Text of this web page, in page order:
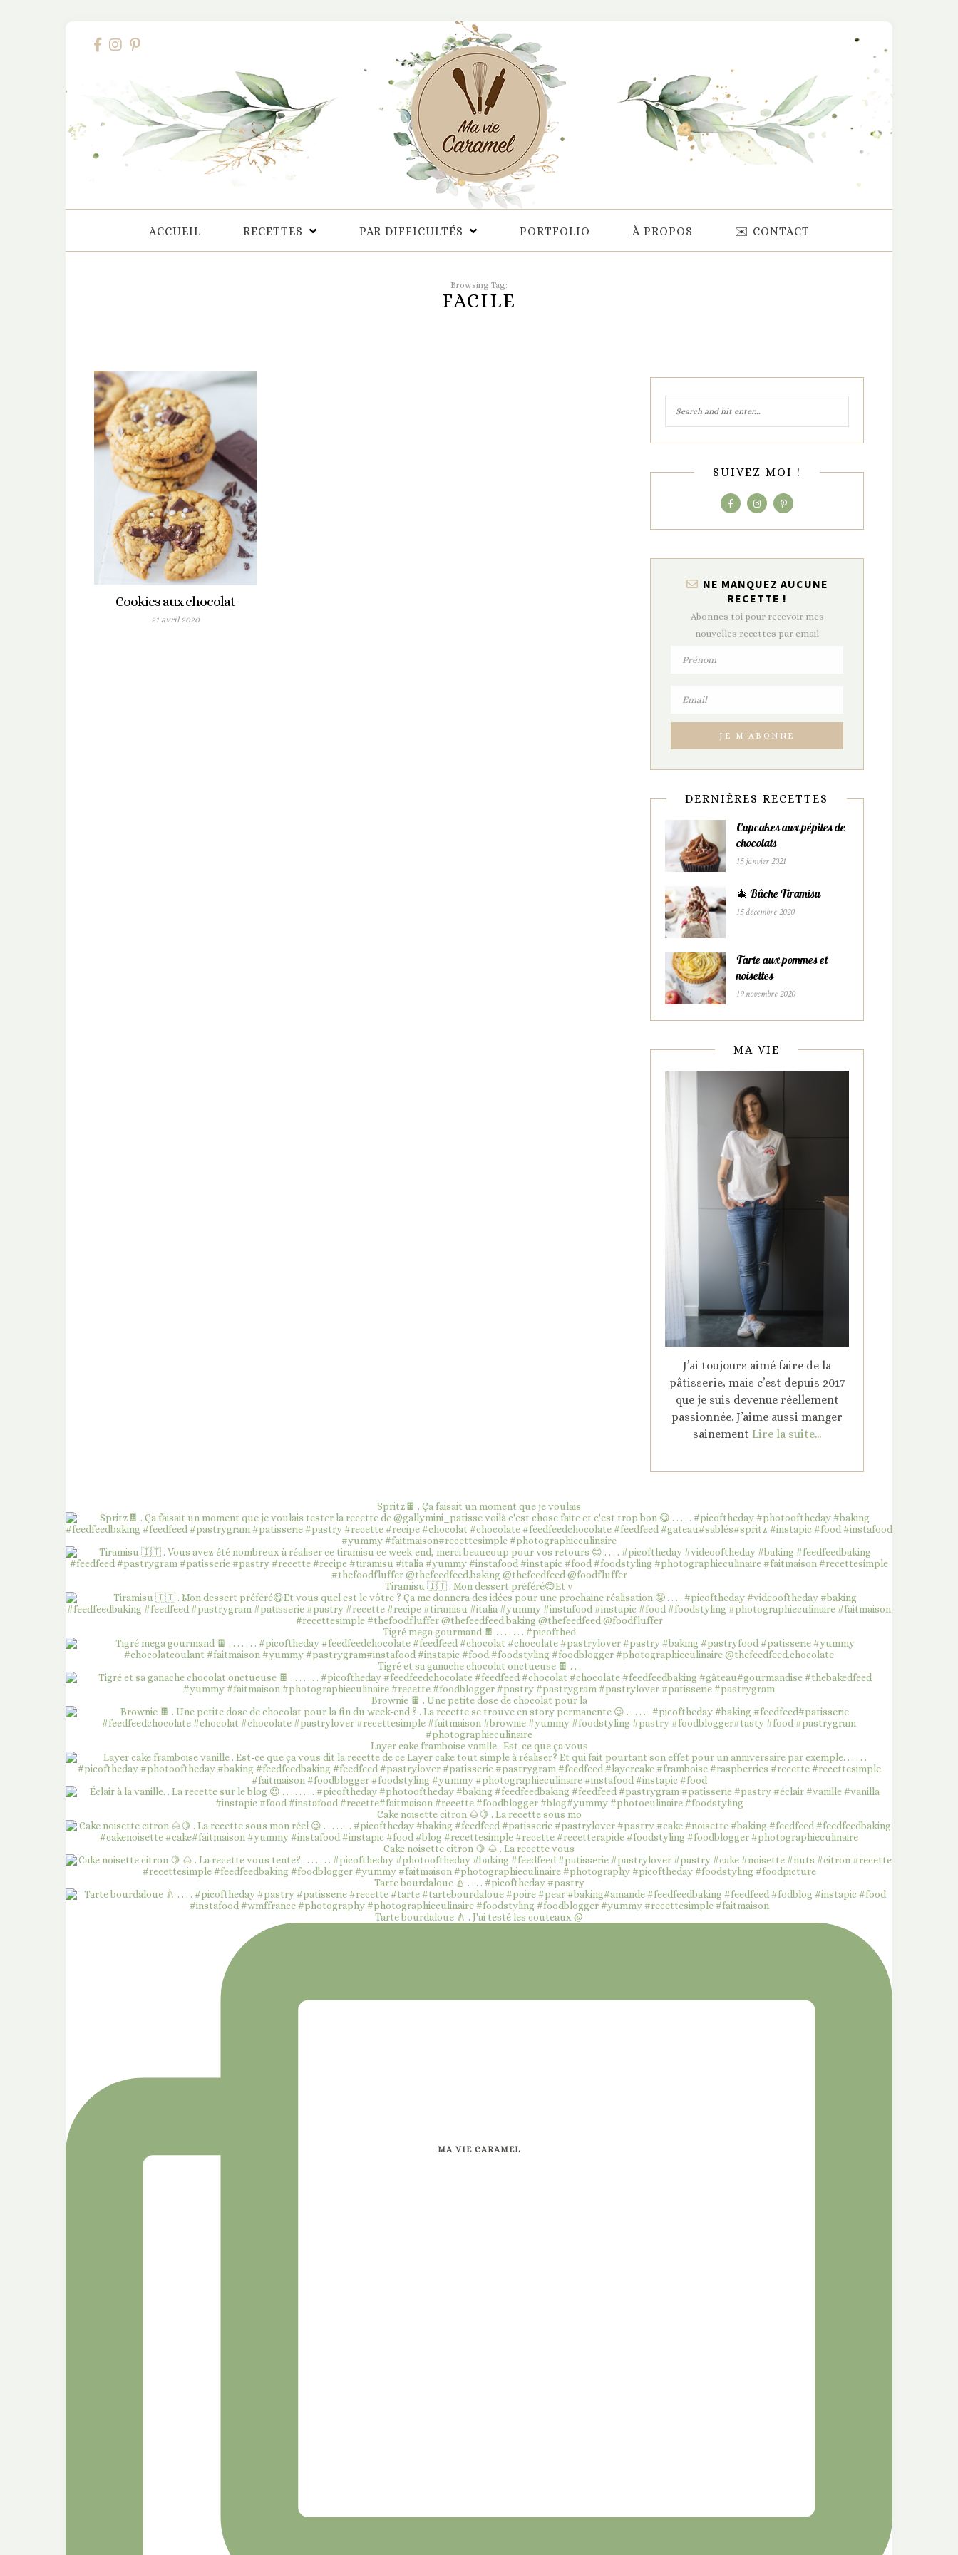
ACCUEIL RECETTES PAR DIFFICULTÉS PORTFOLIO À PROPOS ✉️ CONTACT
Browsing Tag:
FACILE
Cookies aux chocolat
21 avril 2020
SUIVEZ MOI !
NE MANQUEZ AUCUNE
RECETTE !
Abonnes toi pour recevoir mes
nouvelles recettes par email
DERNIÈRES RECETTES
Cupcakes aux pépites de
chocolats
15 janvier 2021
🎄 Bûche Tiramisu
15 décembre 2020
Tarte aux pommes et
noisettes
19 novembre 2020
MA VIE
J’ai toujours aimé faire de la
pâtisserie, mais c’est depuis 2017
que je suis devenue réellement
passionnée. J’aime aussi manger
sainement Lire la suite...
MA VIE CARAMEL
Spritz🍫 . Ça faisait un moment que je voulais
Tiramisu 🇮🇹 . Mon dessert préféré😋Et v
Tigré mega gourmand 🍫 . . . . . . . #picofthed
Tigré et sa ganache chocolat onctueuse 🍫 . . .
Brownie 🍫 . Une petite dose de chocolat pour la
Layer cake framboise vanille . Est-ce que ça vous
Cake noisette citron 🌰🍋 . La recette sous mo
Cake noisette citron 🍋 🌰 . La recette vous
Tarte bourdaloue 🍐 . . . . #picoftheday #pastry
Tarte bourdaloue 🍐 . J'ai testé les couteaux @